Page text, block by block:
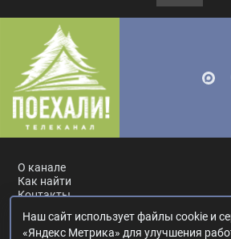
О канале
Как найти
Контакты
Россия, Москва, ул. Ак. Королёва, 19.+7
Наш сайт использует файлы cookie и
«Яндекс Метрика» для улучшения